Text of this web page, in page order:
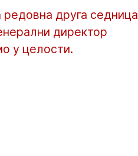
редовна друга седница
директор
у целости.